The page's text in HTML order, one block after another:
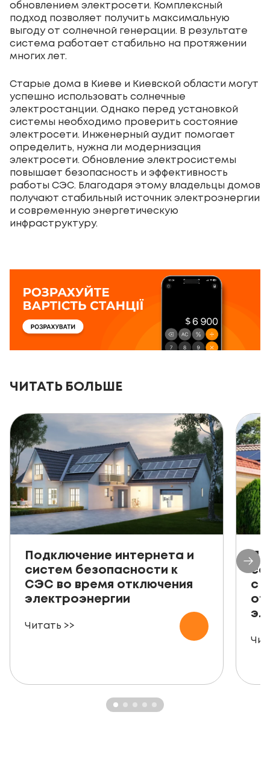
обновлением электросети. Комплексный
подход позволяет получить максимальную
выгоду от солнечной генерации. В результате
система работает стабильно на протяжении
многих лет.
Старые дома в Киеве и Киевской области могут
успешно использовать солнечные
электростанции. Однако перед установкой
системы необходимо проверить состояние
электросети. Инженерный аудит помогает
определить, нужна ли модернизация
электросети. Обновление электросистемы
повышает безопасность и эффективность
работы СЭС. Благодаря этому владельцы домов
получают стабильный источник электроэнергии
и современную энергетическую
инфраструктуру.
ЧИТАТЬ БОЛЬШЕ
Подключение интернета и
систем безопасности к
СЭС во время отключения
электроэнергии
Читать >>
с